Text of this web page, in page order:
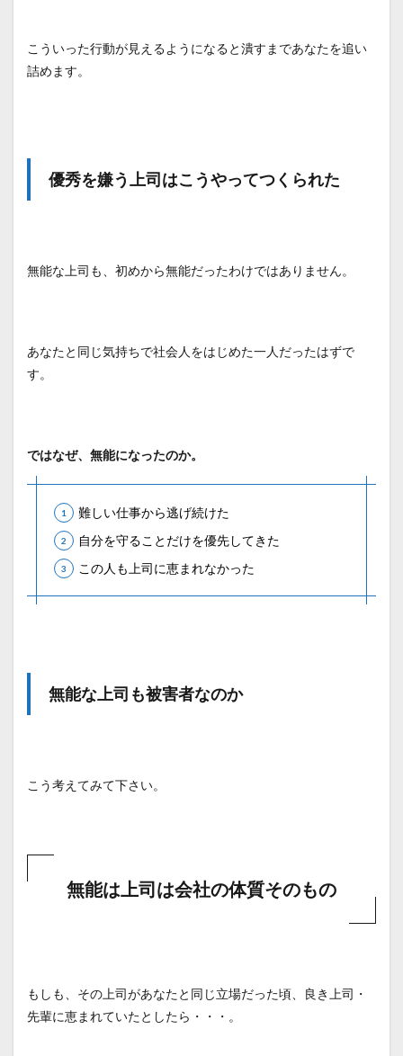
こういった行動が見えるようになると潰すまであなたを追い
詰めます。
優秀を嫌う上司はこうやってつくられた
無能な上司も、初めから無能だったわけではありません。
あなたと同じ気持ちで社会人をはじめた一人だったはずで
す。
ではなぜ、無能になったのか。
難しい仕事から逃げ続けた
自分を守ることだけを優先してきた
この人も上司に恵まれなかった
無能な上司も被害者なのか
こう考えてみて下さい。
無能は上司は会社の体質そのもの
もしも、その上司があなたと同じ立場だった頃、良き上司・
先輩に恵まれていたとしたら・・・。